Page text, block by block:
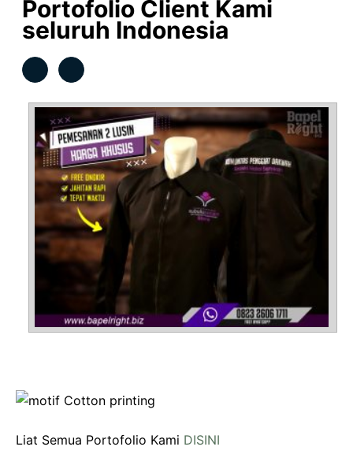
Portofolio Client Kami
seluruh Indonesia
Liat Semua Portofolio Kami DISINI